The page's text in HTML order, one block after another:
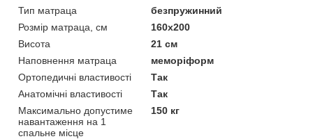
Тип матраца
безпружинний
Розмір матраца, см
160х200
Висота
21 см
Наповнення матраца
меморіформ
Ортопедичні властивості
Так
Анатомічні властивості
Так
Максимально допустиме
навантаження на 1
спальне місце
150 кг